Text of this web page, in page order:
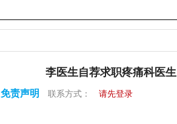
李医生自荐求职疼痛科医生
免责声明 联系方式： 请先登录